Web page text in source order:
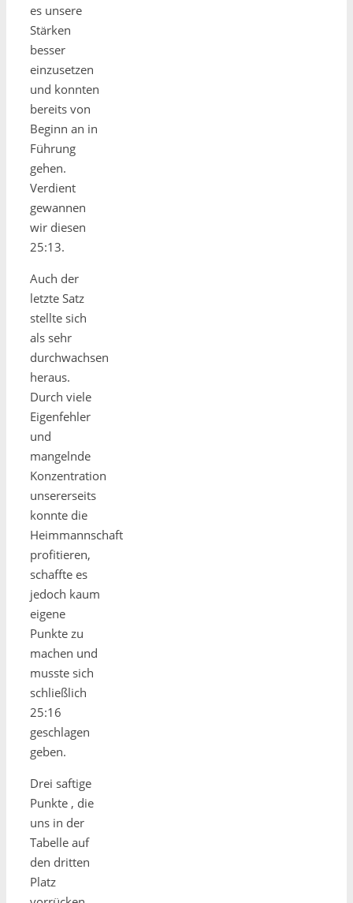
es unsere
Stärken
besser
einzusetzen
und konnten
bereits von
Beginn an in
Führung
gehen.
Verdient
gewannen
wir diesen
25:13.
Auch der
letzte Satz
stellte sich
als sehr
durchwachsen
heraus.
Durch viele
Eigenfehler
und
mangelnde
Konzentration
unsererseits
konnte die
Heimmannschaft
profitieren,
schaffte es
jedoch kaum
eigene
Punkte zu
machen und
musste sich
schließlich
25:16
geschlagen
geben.
Drei saftige
Punkte , die
uns in der
Tabelle auf
den dritten
Platz